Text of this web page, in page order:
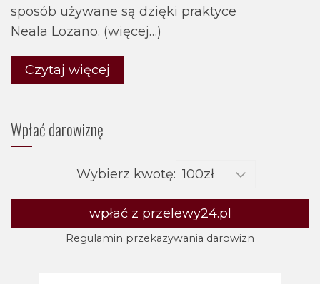
sposób używane są dzięki praktyce
Neala Lozano. (więcej…)
Czytaj więcej
Wpłać darowiznę
Wybierz kwotę:
wpłać z przelewy24.pl
Regulamin przekazywania darowizn